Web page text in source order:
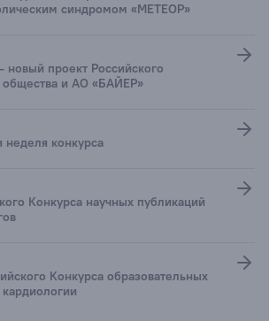
синдромом «МЕТЕОР»
проект Российского
общества и АО «БАЙЕР»
конкурса
Конкурса научных публикаций
Конкурса образовательных